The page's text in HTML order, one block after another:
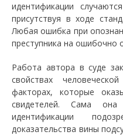
идентификации
присутствуя в ходе
Любая ошибка при
преступника на ошибочно
Работа автора в суде
свойствах
факторах, которые
свидетелей. Сама она
идентификации
доказательства вины